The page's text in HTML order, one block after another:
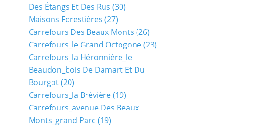
Des Étangs Et Des Rus (30)
Maisons Forestières (27)
Carrefours Des Beaux Monts (26)
Carrefours_le Grand Octogone(23)
Carrefours_la Héronnière_le
Beaudon_bois De Damart Et Du
Bourgot(20)
Carrefours_la Brévière(19)
Carrefours_avenue Des Beaux
Monts_grand Parc (19)